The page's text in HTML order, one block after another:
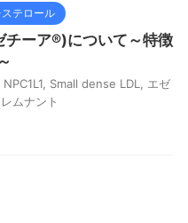
テロール
チーア®)について～特徴
NPC1L1 Small dense LDL
エゼ
レムナント